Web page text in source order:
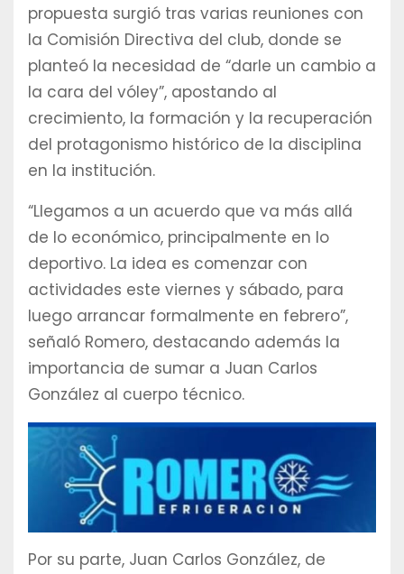
propuesta surgió tras varias reuniones con
la Comisión Directiva del club, donde se
planteó la necesidad de “darle un cambio a
la cara del vóley”, apostando al
crecimiento, la formación y la recuperación
del protagonismo histórico de la disciplina
en la institución.
“Llegamos a un acuerdo que va más allá
de lo económico, principalmente en lo
deportivo. La idea es comenzar con
actividades este viernes y sábado, para
luego arrancar formalmente en febrero”,
señaló Romero, destacando además la
importancia de sumar a Juan Carlos
González al cuerpo técnico.
Por su parte, Juan Carlos González, de